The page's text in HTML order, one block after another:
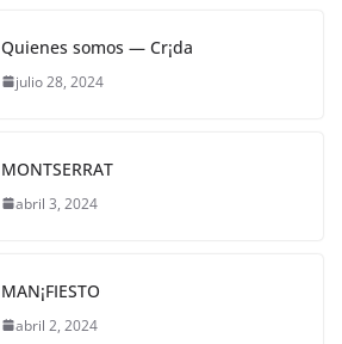
Quienes somos — Cr¡da
julio 28, 2024
MONTSERRAT
abril 3, 2024
MAN¡FIESTO
abril 2, 2024